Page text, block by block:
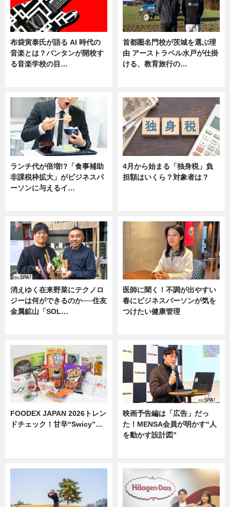
布袋寅泰氏が語る AI 時代の
音楽とは？バンタンが開校す
る音楽学校の目…
首都圏名門校が茨城を選ぶ理
由 アーストラベル水戸が仕掛
ける、教育旅行の…
ランチ代が倍増!?「食事補助
非課税枠拡大」がビジネスパ
ーソンに与えるイ…
4月から始まる「独身税」負
担額はいくら？対象者は？
消えゆく在来野菜にテクノロ
ジーは何ができるのか──住友
金属鉱山「SOL…
医師に聞く！不調が出やすい
春にビジネスパーソンが気を
つけたい健康管理
FOODEX JAPAN 2026トレン
ドチェック！甘辛“Swicy”…
映画予告編は「広告」だっ
た！MENSA会員が明かす“人
を動かす設計図”